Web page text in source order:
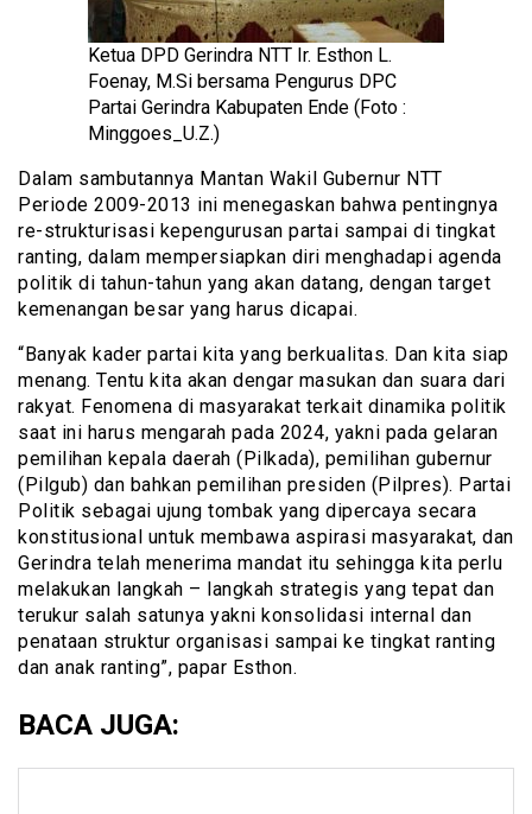
Ketua DPD Gerindra NTT Ir. Esthon L.
Foenay, M.Si bersama Pengurus DPC
Partai Gerindra Kabupaten Ende (Foto :
Minggoes_U.Z.)
Dalam sambutannya Mantan Wakil Gubernur NTT
Periode 2009-2013 ini menegaskan bahwa pentingnya
re-strukturisasi kepengurusan partai sampai di tingkat
ranting, dalam mempersiapkan diri menghadapi agenda
politik di tahun-tahun yang akan datang, dengan target
kemenangan besar yang harus dicapai.
“Banyak kader partai kita yang berkualitas. Dan kita siap
menang. Tentu kita akan dengar masukan dan suara dari
rakyat. Fenomena di masyarakat terkait dinamika politik
saat ini harus mengarah pada 2024, yakni pada gelaran
pemilihan kepala daerah (Pilkada), pemilihan gubernur
(Pilgub) dan bahkan pemilihan presiden (Pilpres). Partai
Politik sebagai ujung tombak yang dipercaya secara
konstitusional untuk membawa aspirasi masyarakat, dan
Gerindra telah menerima mandat itu sehingga kita perlu
melakukan langkah – langkah strategis yang tepat dan
terukur salah satunya yakni konsolidasi internal dan
penataan struktur organisasi sampai ke tingkat ranting
dan anak ranting”, papar Esthon.
BACA JUGA: